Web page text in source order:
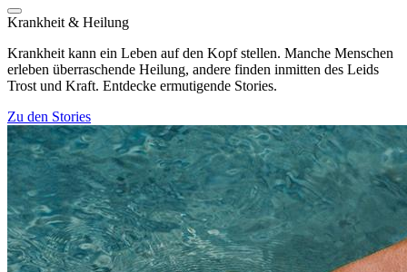
Krankheit & Heilung
Krankheit kann ein Leben auf den Kopf stellen. Manche Menschen
erleben überraschende Heilung, andere finden inmitten des Leids
Trost und Kraft. Entdecke ermutigende Stories.
Zu den Stories